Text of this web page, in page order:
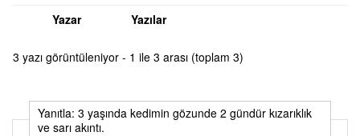
Yazar Yazılar
3 yazı görüntüleniyor - 1 ile 3 arası (toplam 3)
Yanıtla: 3 yaşında kedimin gözunde 2 gündür kızarıklık
ve sarı akıntı.